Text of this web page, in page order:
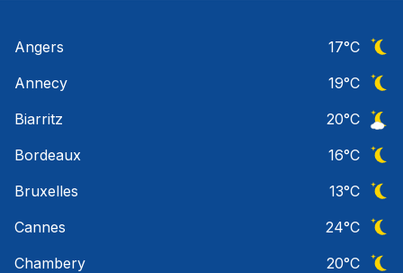
Angers 17°C
Annecy
19°C
Biarritz
20°C
Bordeaux
16°C
Bruxelles
13°C
Cannes
24°C
Chambery
20°C